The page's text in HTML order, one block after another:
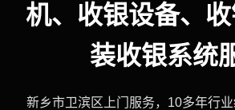
机、收银设备、
装收银系统
新乡市卫滨区上门服务，10多年行